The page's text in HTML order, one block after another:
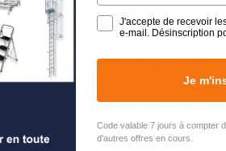
J'accepte de recevoir
e-mail. Désinscription
Je
Code valable 7 jours à compter
d'autres offres en cours.